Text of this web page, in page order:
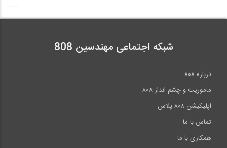
شبکه اجتماعی مهندسین 808
درباره ۸۰۸
ماموریت و چشم انداز ۸۰۸
اپلیکیشن ۸۰۸ پلاس
تماس با ما
همکاری با ما